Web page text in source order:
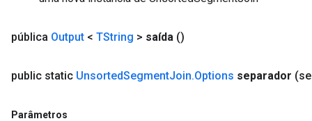
pública Output < TString > saída ()
public static UnsortedSegmentJoin.Options separador
Parâmetros